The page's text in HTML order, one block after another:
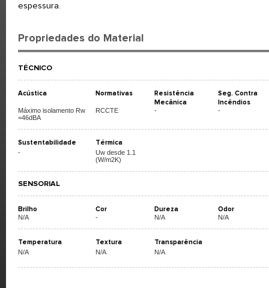
espessura.
Propriedades do Material
TÉCNICO
Acústica Normativas
Resistência
Mecânica
Seg. Contra
Incêndios
Máximo isolamento Rw
=46dBA
RCCTE - -
Sustentabilidade Térmica
-
Uw desde 1.1
(W/m2K)
SENSORIAL
Brilho Cor Dureza Odor
N/A - N/A N/A
Temperatura Textura Transparência
N/A N/A N/A